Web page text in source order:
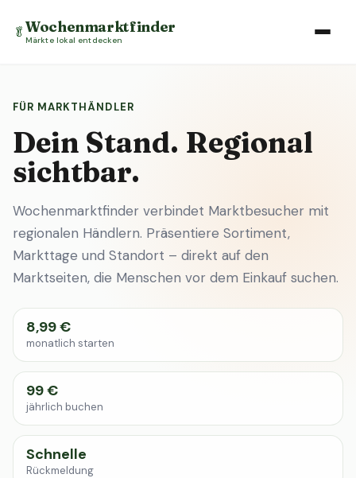
🥬Wochenmarktfinder
Märkte lokal entdecken
FÜR MARKTHÄNDLER
Dein Stand. Regional
sichtbar.
Wochenmarktfinder verbindet Marktbesucher mit
regionalen Händlern. Präsentiere Sortiment,
Markttage und Standort – direkt auf den
Marktseiten, die Menschen vor dem Einkauf suchen.
8,99 €
monatlich starten
99 €
jährlich buchen
Schnelle
Rückmeldung